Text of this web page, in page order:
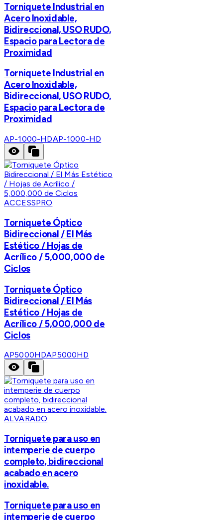
Torniquete Industrial en
Acero Inoxidable,
Bidireccional, USO RUDO,
Espacio para Lectora de
Proximidad
Torniquete Industrial en
Acero Inoxidable,
Bidireccional, USO RUDO,
Espacio para Lectora de
Proximidad
AP-1000-HDAP-1000-HD
ACCESSPRO
Torniquete Óptico
Bidireccional / El Más
Estético / Hojas de
Acrílico / 5,000,000 de
Ciclos
Torniquete Óptico
Bidireccional / El Más
Estético / Hojas de
Acrílico / 5,000,000 de
Ciclos
AP5000HDAP5000HD
ALVARADO
Torniquete para uso en
intemperie de cuerpo
completo, bidireccional
acabado en acero
inoxidable.
Torniquete para uso en
intemperie de cuerpo